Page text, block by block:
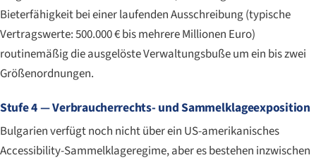
Bieterfähigkeit bei einer laufenden Ausschreibung (typische
Vertragswerte: 500.000 € bis mehrere Millionen Euro)
routinemäßig die ausgelöste Verwaltungsbuße um ein bis zwei
Größenordnungen.
Stufe 4 — Verbraucherrechts- und Sammelklageexposition
Bulgarien verfügt noch nicht über ein US-amerikanisches
Accessibility-Sammelklageregime, aber es bestehen inzwischen